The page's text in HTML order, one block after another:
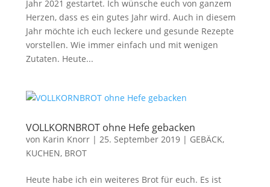
Jahr 2021 gestartet. Ich wünsche euch von ganzem
Herzen, dass es ein gutes Jahr wird. Auch in diesem
Jahr möchte ich euch leckere und gesunde Rezepte
vorstellen. Wie immer einfach und mit wenigen
Zutaten. Heute...
VOLLKORNBROT ohne Hefe gebacken
von Karin Knorr| 25. September 2019| GEBÄCK,
KUCHEN, BROT
Heute habe ich ein weiteres Brot für euch. Es ist